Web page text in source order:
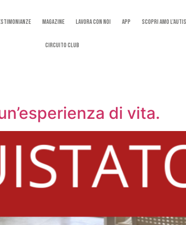
Magazine Lavora con noi App SCOPRI AMO
Circuito Club
di vita.